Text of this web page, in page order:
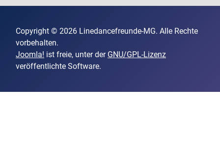
Copyright © 2026 Linedancefreunde-MG. Alle Rechte
vorbehalten.
Joomla! ist freie, unter der GNU/GPL-Lizenz
veröffentlichte Software.